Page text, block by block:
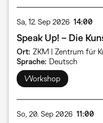
Sa, 12. Sep 2026 14:00
Speak Up! – Die
Ort ZKM | Zentrum für
Sprache Deutsch
Workshop
So, 20. Sep 2026 11:00